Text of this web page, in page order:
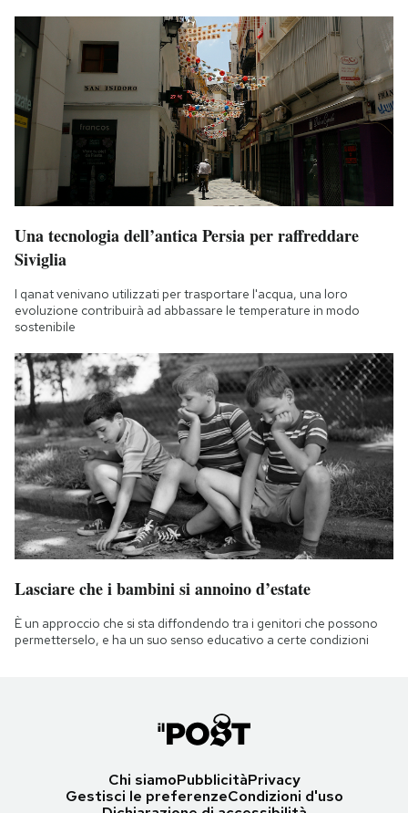
Una tecnologia dell’antica Persia per raffreddare
Siviglia
I qanat venivano utilizzati per trasportare l'acqua, una loro
evoluzione contribuirà ad abbassare le temperature in modo
sostenibile
Lasciare che i bambini si annoino d’estate
È un approccio che si sta diffondendo tra i genitori che possono
permetterselo, e ha un suo senso educativo a certe condizioni
Chi siamoPubblicitàPrivacy
Gestisci le preferenzeCondizioni d'uso